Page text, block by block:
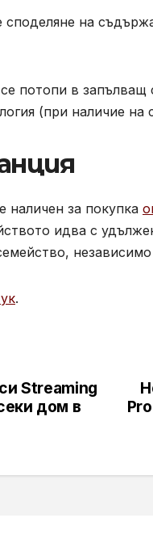
на
потопи в запълващ
(при наличие на
наличен за покупка
идва с
.
Streaming
дом в